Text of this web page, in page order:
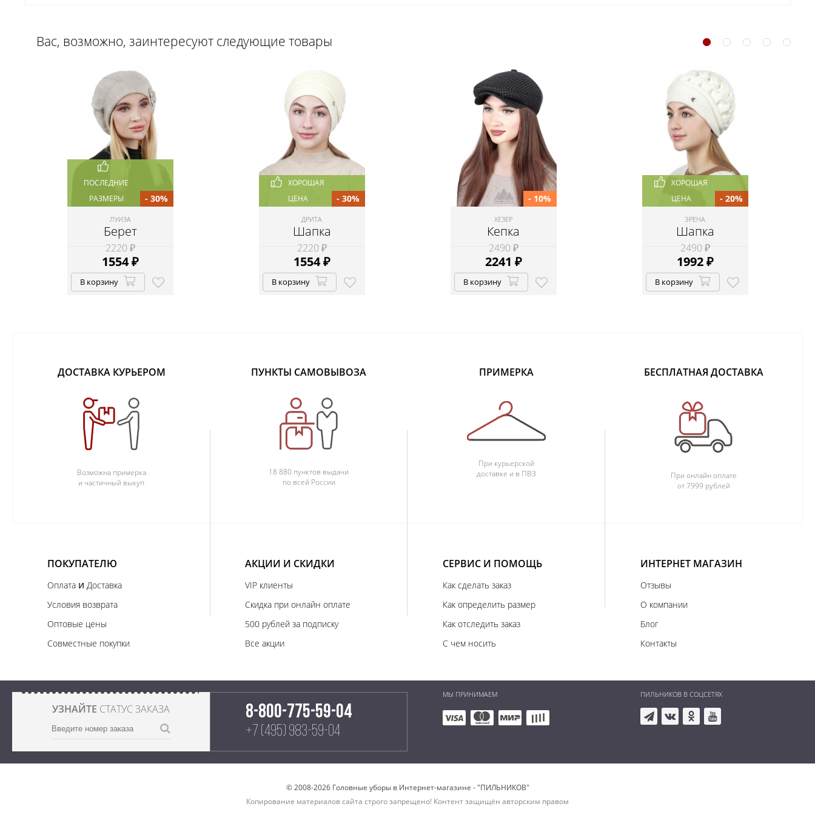
Вас, возможно, заинтересуют следующие товары
ПОСЛЕДНИЕ
РАЗМЕРЫ
ЛУИЗА
Берет
2220 ₽
1554₽
- 30%
В корзину
ХОРОШАЯ
ЦЕНА
ДРИТА
Шапка
2220 ₽
1554₽
- 30%
В корзину
ХЕЗЕР
Кепка
2490 ₽
2241 ₽
- 10%
В корзину
ХОРОШАЯ
ЦЕНА
ЭРЕНА
Шапка
2490 ₽
1992₽
- 20%
В корзину
ДОСТАВКА КУРЬЕРОМ
Возможна примерка
и частичный выкуп
ПУНКТЫ САМОВЫВОЗА
18 880 пунктов выдачи
по всей России
ПРИМЕРКА
При курьерской
доставке и в ПВЗ
БЕСПЛАТНАЯ ДОСТАВКА
При онлайн оплате
от 7999 рублей
ПОКУПАТЕЛЮ
Оплата и Доставка
Условия возврата
Оптовые цены
Совместные покупки
АКЦИИ И СКИДКИ
VIP клиенты
Скидка при онлайн оплате
500 рублей за подписку
Все акции
СЕРВИС И ПОМОЩЬ
Как сделать заказ
Как определить размер
Как отследить заказ
С чем носить
ИНТЕРНЕТ МАГАЗИН
Отзывы
О компании
Блог
Контакты
УЗНАЙТЕ СТАТУС ЗАКАЗА 8-800-775-59-04
+7 (495) 983-59-04
МЫ ПРИНИМАЕМ ПИЛЬНИКОВ В СОЦСЕТЯХ
© 2008-2026 Головные уборы в Интернет-магазине - "ПИЛЬНИКОВ"
Копирование материалов сайта строго запрещено! Контент защищён авторским правом